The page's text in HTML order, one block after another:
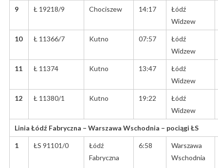
9 Ł 19218/9 Chociszew 14:17
Łódź
Widzew
10 Ł 11366/7 Kutno 07:57
Łódź
Widzew
11 Ł 11374 Kutno 13:47
Łódź
Widzew
12 Ł 11380/1 Kutno 19:22
Łódź
Widzew
Linia Łódź Fabryczna – Warszawa Wschodnia – pociągi ŁS
1 ŁS 91101/0
Łódź
Fabryczna
6:58
Warszawa
Wschodnia